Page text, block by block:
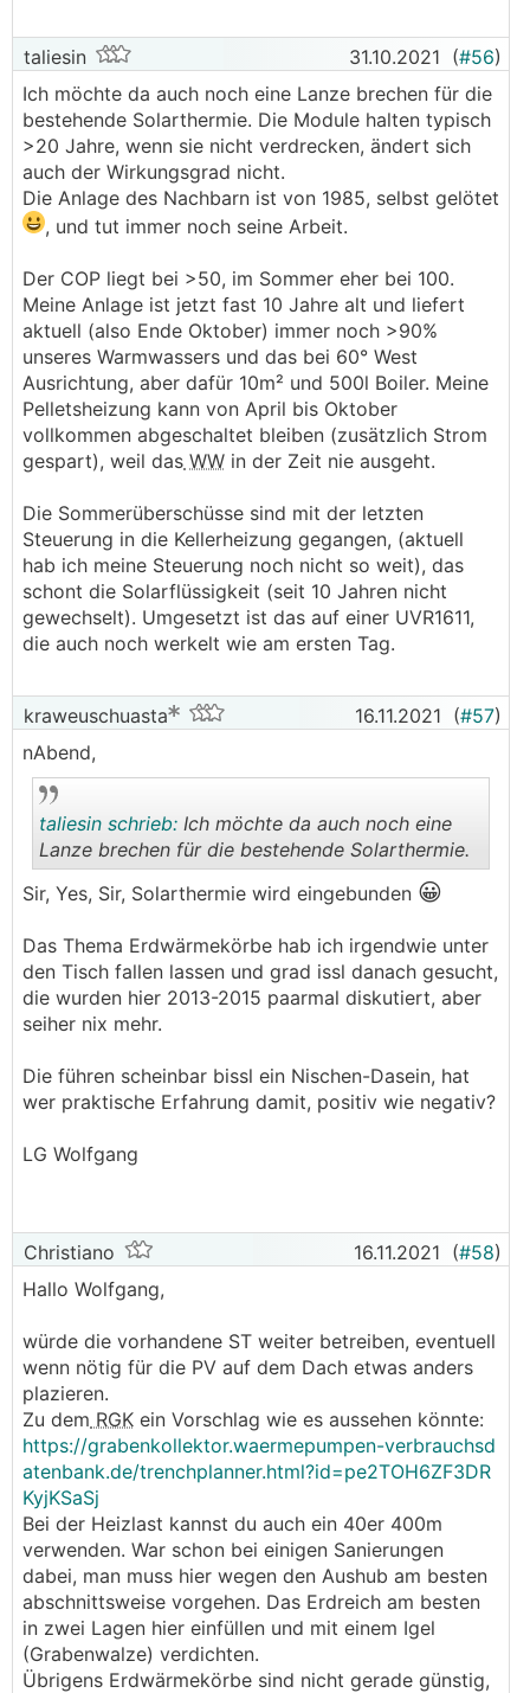
taliesin 31.10.2021 (#56)
Ich möchte da auch noch eine Lanze brechen für die
bestehende Solarthermie. Die Module halten typisch
>20 Jahre, wenn sie nicht verdrecken, ändert sich
auch der Wirkungsgrad nicht.
Die Anlage des Nachbarn ist von 1985, selbst gelötet
, und tut immer noch seine Arbeit.
Der COP liegt bei >50, im Sommer eher bei 100.
Meine Anlage ist jetzt fast 10 Jahre alt und liefert
aktuell (also Ende Oktober) immer noch >90%
unseres Warmwassers und das bei 60° West
Ausrichtung, aber dafür 10m² und 500l Boiler. Meine
Pelletsheizung kann von April bis Oktober
vollkommen abgeschaltet bleiben (zusätzlich Strom
gespart), weil das WW in der Zeit nie ausgeht.
Die Sommerüberschüsse sind mit der letzten
Steuerung in die Kellerheizung gegangen, (aktuell
hab ich meine Steuerung noch nicht so weit), das
schont die Solarflüssigkeit (seit 10 Jahren nicht
gewechselt). Umgesetzt ist das auf einer UVR1611,
die auch noch werkelt wie am ersten Tag.
kraweuschuasta 16.11.2021 (#57)
nAbend,
taliesin schrieb: Ich möchte da auch noch eine
Lanze brechen für die bestehende Solarthermie.
Sir, Yes, Sir, Solarthermie wird eingebunden 😀
Das Thema Erdwärmekörbe hab ich irgendwie unter
den Tisch fallen lassen und grad issl danach gesucht,
die wurden hier 2013-2015 paarmal diskutiert, aber
seiher nix mehr.
Die führen scheinbar bissl ein Nischen-Dasein, hat
wer praktische Erfahrung damit, positiv wie negativ?
LG Wolfgang
Christiano 16.11.2021 (#58)
Hallo Wolfgang,
würde die vorhandene ST weiter betreiben, eventuell
wenn nötig für die PV auf dem Dach etwas anders
plazieren.
Zu dem RGK ein Vorschlag wie es aussehen könnte:
https://grabenkollektor.waermepumpen-verbrauchsd
atenbank.de/trenchplanner.html?id=pe2TOH6ZF3DR
KyjKSaSj
Bei der Heizlast kannst du auch ein 40er 400m
verwenden. War schon bei einigen Sanierungen
dabei, man muss hier wegen den Aushub am besten
abschnittsweise vorgehen. Das Erdreich am besten
in zwei Lagen hier einfüllen und mit einem Igel
(Grabenwalze) verdichten.
Übrigens Erdwärmekörbe sind nicht gerade günstig,